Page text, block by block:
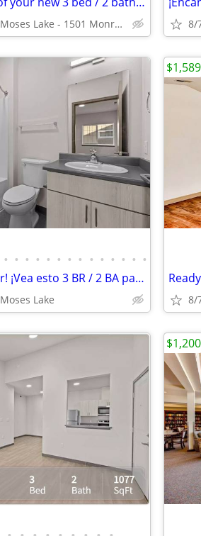
Moses Lake - 1501 Monroe Street 8/
• • • • • • • • • • • • • •
¡Qué hermoso lugar! ¡Vea esto 3 BR / 2 BA para usted!
Moses Lake 8/
$1,589
$1,200